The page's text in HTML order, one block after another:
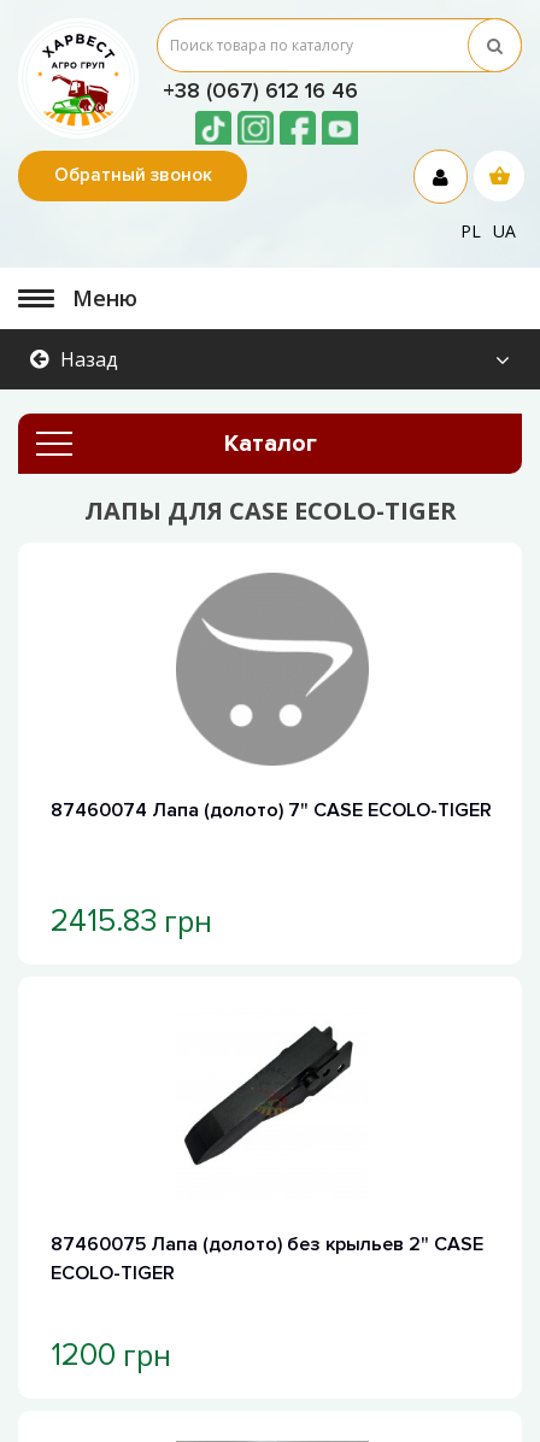
+38 (067) 612 16 46
Обратный звонок
PL UA
Меню
Назад
Каталог
ЛАПЫ ДЛЯ CASE ECOLO-TIGER
87460074 Лапа (долото) 7" CASE ECOLO-TIGER
2415.83 грн
87460075 Лапа (долото) без крыльев 2" CASE
ECOLO-TIGER
1200 грн